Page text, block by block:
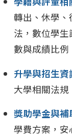
區
轉出、休學
法，數位學
數與成績比
升學與招生資
大學相關法
獎助學金與補
學費方案，